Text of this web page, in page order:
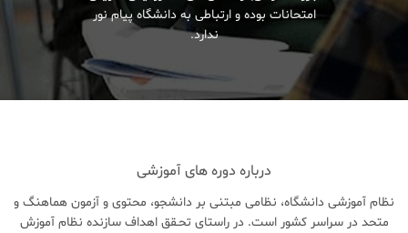
امتحانات بوده و ارتباطی به دانشگاه پیام نور
ندارد.
درباره دوره های آموزشی
نظام آموزشی دانشگاه، نظامی مبتنی بر دانشجو، محتوی و آزمون هماهنگ و
متحد در سراسر کشور است. در راستای تحـقق اهداف سازنده نظام آموزش